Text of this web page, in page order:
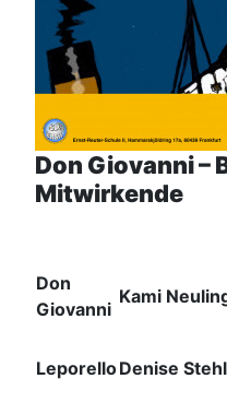
Don Giovanni –
Mitwirkende
Don
Giovanni
Kami
LeporelloDenise